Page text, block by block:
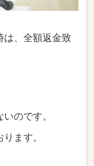
は、全額返金致
のです。
ます。